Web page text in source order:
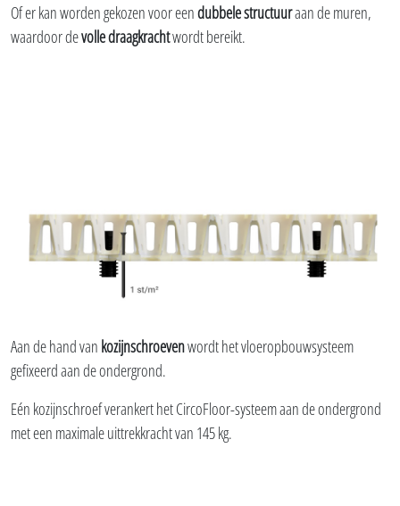
Of er kan worden gekozen voor eendubbele structuuraan de muren,
waardoor devolle draagkrachtwordt bereikt.
Aan de hand van kozijnschroevenwordt het vloeropbouwsysteem
gefixeerd aan de ondergrond.
Eén kozijnschroef verankert het CircoFloor-systeem aan de ondergrond
met een maximale uittrekkracht van 145 kg.